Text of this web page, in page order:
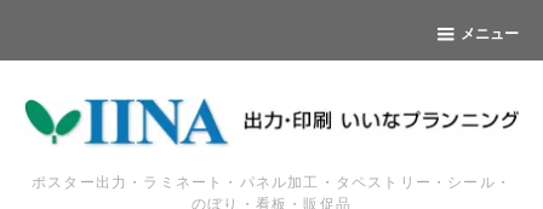
メニュー
ポスター出力・ラミネート・パネル加工・タペストリー・シール・
のぼり・看板・販促品